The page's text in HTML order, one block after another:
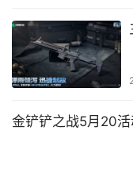
金铲铲之战5月20